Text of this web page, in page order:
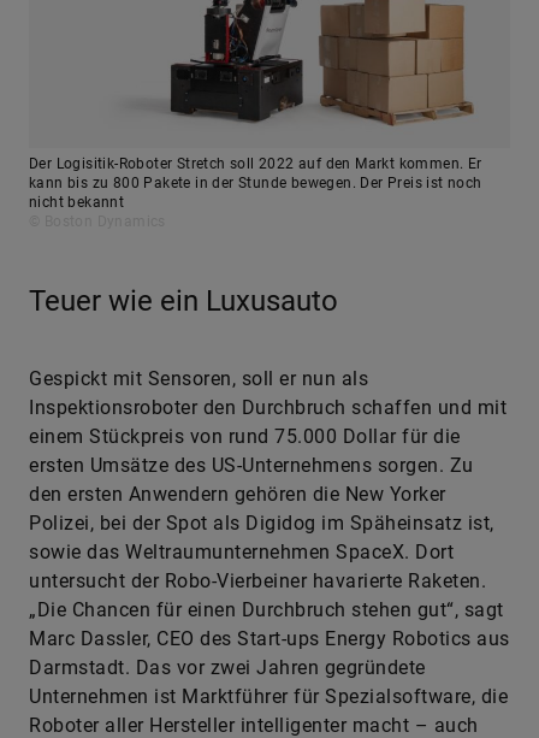
Der Logisitik-Roboter Stretch soll 2022 auf den Markt kommen. Er
kann bis zu 800 Pakete in der Stunde bewegen. Der Preis ist noch
nicht bekannt
Teuer wie ein Luxusauto
Gespickt mit Sensoren, soll er nun als
Inspektionsroboter den Durchbruch schaffen und mit
einem Stückpreis von rund 75.000 Dollar für die
ersten Umsätze des US-Unternehmens sorgen. Zu
den ersten Anwendern gehören die New Yorker
Polizei, bei der Spot als Digidog im Späheinsatz ist,
sowie das Weltraumunternehmen SpaceX. Dort
untersucht der Robo-Vierbeiner havarierte Raketen.
„Die Chancen für einen Durchbruch stehen gut“, sagt
Marc Dassler, CEO des Start-ups Energy Robotics aus
Darmstadt. Das vor zwei Jahren gegründete
Unternehmen ist Marktführer für Spezialsoftware, die
Roboter aller Hersteller intelligenter macht – auch